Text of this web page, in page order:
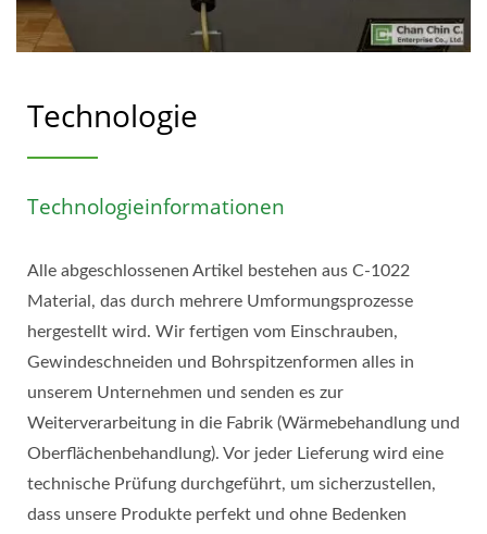
Technologie
Technologieinformationen
Alle abgeschlossenen Artikel bestehen aus C-1022
Material, das durch mehrere Umformungsprozesse
hergestellt wird. Wir fertigen vom Einschrauben,
Gewindeschneiden und Bohrspitzenformen alles in
unserem Unternehmen und senden es zur
Weiterverarbeitung in die Fabrik (Wärmebehandlung und
Oberflächenbehandlung). Vor jeder Lieferung wird eine
technische Prüfung durchgeführt, um sicherzustellen,
dass unsere Produkte perfekt und ohne Bedenken